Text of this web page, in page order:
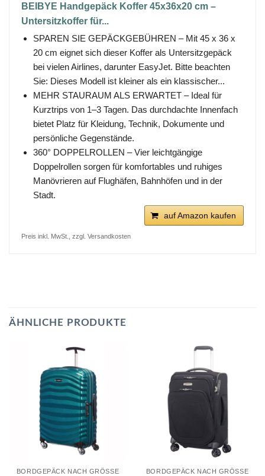
BEIBYE Handgepäck Koffer 45x36x20 cm –
Untersitzkoffer für...
SPAREN SIE GEPÄCKGEBÜHREN – Mit 45 x 36 x
20 cm eignet sich dieser Koffer als Untersitzgepäck
bei vielen Airlines, darunter EasyJet. Bitte beachten
Sie: Dieses Modell ist kleiner als ein klassischer...
MEHR STAURAUM ALS ERWARTET – Ideal für
Kurztrips von 1–3 Tagen. Das durchdachte Innenfach
bietet Platz für Kleidung, Technik, Dokumente und
persönliche Gegenstände.
360° DOPPELROLLEN – Vier leichtgängige
Doppelrollen sorgen für komfortables und ruhiges
Manövrieren auf Flughäfen, Bahnhöfen und in der
Stadt.
auf Amazon kaufen
Preis inkl. MwSt., zzgl. Versandkosten
ÄHNLICHE PRODUKTE
BORDGEPÄCK NACH GRÖSSE BORDGEPÄCK NACH GRÖSSE